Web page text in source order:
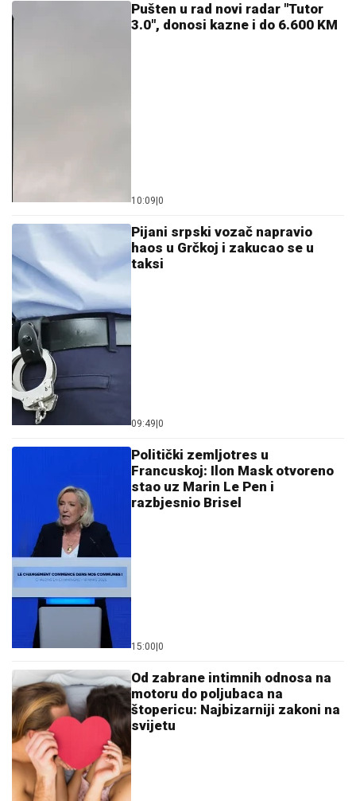
Pušten u rad novi radar "Tutor
3.0", donosi kazne i do 6.600 KM
10:09 0
Pijani srpski vozač napravio
haos u Grčkoj i zakucao se u
taksi
09:49 0
Politički zemljotres u
Francuskoj: Ilon Mask otvoreno
stao uz Marin Le Pen i
razbjesnio Brisel
15:00 0
Od zabrane intimnih odnosa na
motoru do poljubaca na
štopericu: Najbizarniji zakoni na
svijetu